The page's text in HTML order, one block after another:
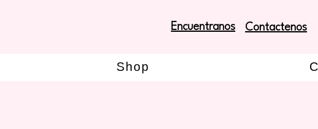
Encuentranos Contactenos
Shop